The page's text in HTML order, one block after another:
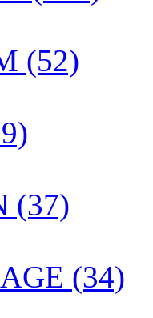
(52)
(37)
(34)